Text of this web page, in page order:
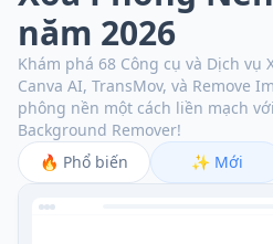
năm 2026
Khám phá 68 Công cụ và Dịch vụ
Canva AI, TransMov, và Remove
phông nền một cách liền mạch
Background Remover!
🔥 Phổ biến ✨ Mới